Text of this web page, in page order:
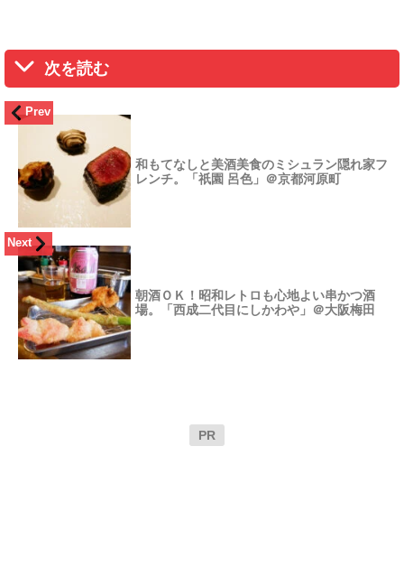
次を読む
Prev
和もてなしと美酒美食のミシュラン隠れ家フ
レンチ。「祇園 呂色」＠京都河原町
Next
朝酒ＯＫ！昭和レトロも心地よい串かつ酒
場。「西成二代目にしかわや」＠大阪梅田
PR